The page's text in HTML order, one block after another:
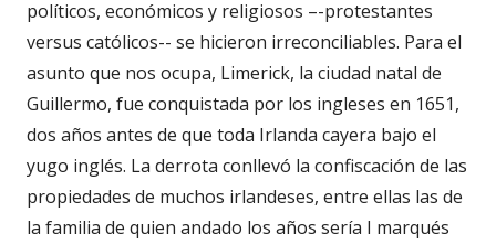
políticos, económicos y religiosos –-protestantes
versus católicos-- se hicieron irreconciliables. Para el
asunto que nos ocupa, Limerick, la ciudad natal de
Guillermo, fue conquistada por los ingleses en 1651,
dos años antes de que toda Irlanda cayera bajo el
yugo inglés. La derrota conllevó la confiscación de las
propiedades de muchos irlandeses, entre ellas las de
la familia de quien andado los años sería I marqués